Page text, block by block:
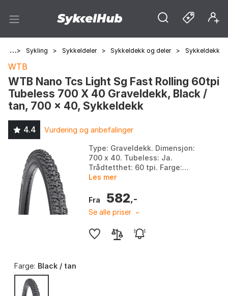
> Sykling > Sykkeldeler > Sykkeldekk og deler > Sykkeldekk
WTB
WTB Nano Tcs Light Sg Fast Rolling 60tpi
Tubeless 700 X 40 Graveldekk, Black /
tan, 700 x 40, Sykkeldekk
4.4 Vurdering og anbefalinger
Type: Graveldekk. Dimensjon:
700 x 40. Tubeless: Ja.
Trådtetthet: 60 tpi. Farge:
Black / tan. Størrelse: 700 x 40.
Les mer
Fra 582,-
Se alle priser
Farge: Black / tan